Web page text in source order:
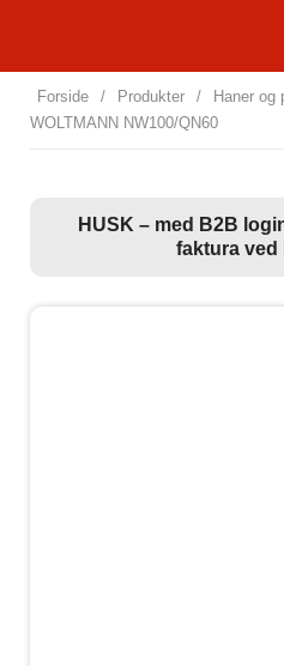
Forside / Produkter / Haner og
WOLTMANN NW100/QN60
HUSK – med B2B
faktura ved